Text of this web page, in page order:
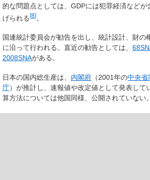
的な問題点としては、GDPには犯罪経済などが
げられる[8]。
国連統計委員会が勧告を出し、統計設計、財の
に沿って行われる。直近の勧告としては、
2008SNAがある。
日本の国内総生産は、 内閣府 （2001年の中央省
庁）が推計し、速報値や改定値として発表して
算方法については他国同様、公開されていない。